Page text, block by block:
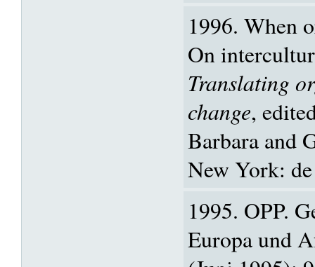
1996. When
On
Translating
change,
Barbara and
New York:
1995. OPP.
Europa und